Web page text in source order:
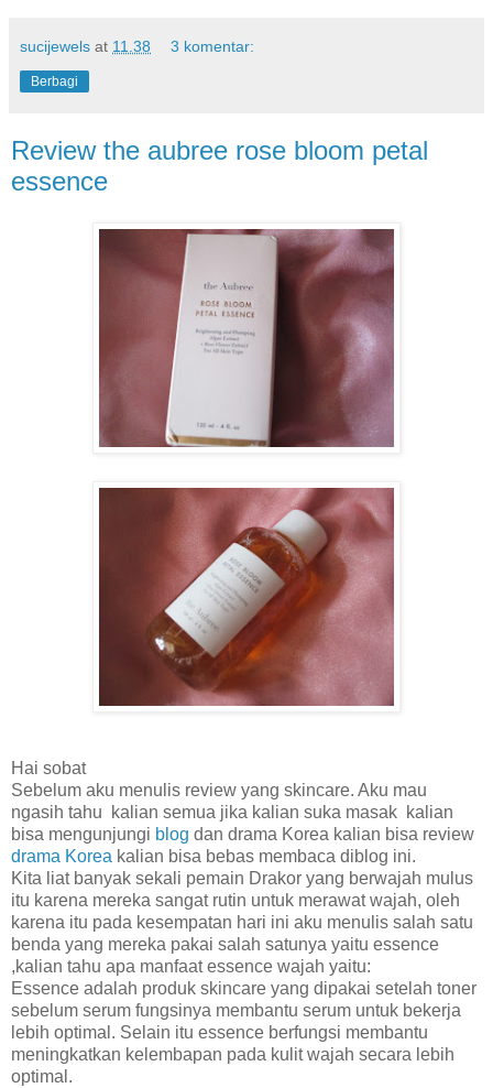
sucijewels at 11.38 3 komentar:
Berbagi
Review the aubree rose bloom petal
essence
Hai sobat
Sebelum aku menulis review yang skincare. Aku mau
ngasih tahu kalian semua jika kalian suka masak kalian
bisa mengunjungi blog dan drama Korea kalian bisa review
drama Korea kalian bisa bebas membaca diblog ini.
Kita liat banyak sekali pemain Drakor yang berwajah mulus
itu karena mereka sangat rutin untuk merawat wajah, oleh
karena itu pada kesempatan hari ini aku menulis salah satu
benda yang mereka pakai salah satunya yaitu essence
,kalian tahu apa manfaat essence wajah yaitu:
Essence adalah produk skincare yang dipakai setelah toner
sebelum serum fungsinya membantu serum untuk bekerja
lebih optimal. Selain itu essence berfungsi membantu
meningkatkan kelembapan pada kulit wajah secara lebih
optimal.